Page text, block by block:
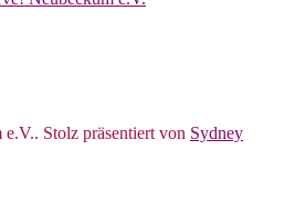
Stolz präsentiert von Sydney